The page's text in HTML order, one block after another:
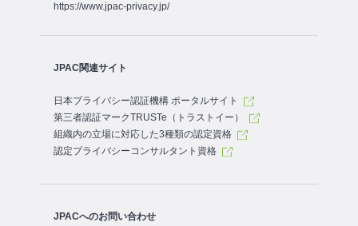
https://www.jpac-privacy.jp/
JPAC関連サイト
日本プライバシー認証機構 ポータルサイト
第三者認証マークTRUSTe（トラストイー）
組織内の立場に対応した3種類の認定資格
認定プライバシーコンサルタント資格
JPACへのお問い合わせ